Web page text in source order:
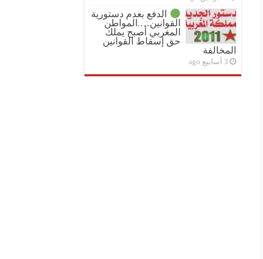
الدفع بعدم دستورية
القوانين….المواطن
المغربي أصبح يملك
حق إسقاط القوانين
المخالفة
3 أسابيع ago